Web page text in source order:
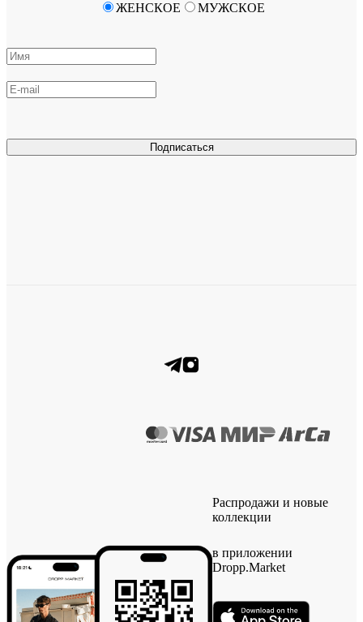
Подписаться
ЖЕНСКОЕ МУЖСКОЕ
Распродажи и новые
коллекции
в приложении
Dropp.Market